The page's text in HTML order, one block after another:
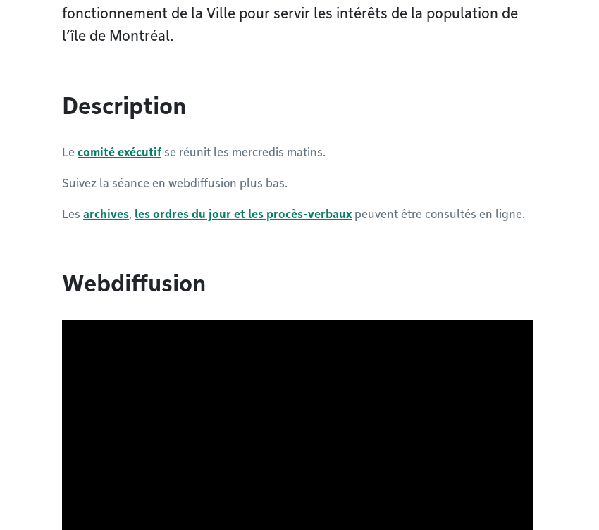
fonctionnement de la Ville pour servir les intérêts de la population de
l’île de Montréal.
Description
Le comité exécutifse réunit les mercredis matins.
Suivez la séance en webdiffusion plus bas.
Les archives, les ordres du jour et les procès-verbaux peuvent être consultés en ligne.
Webdiffusion